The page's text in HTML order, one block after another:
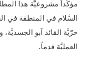
مؤكّداً مشروعيَّة هذا
السَّلام في المنطقة في
حرّيَّة القائد آبو
العمليَّة قدماً.